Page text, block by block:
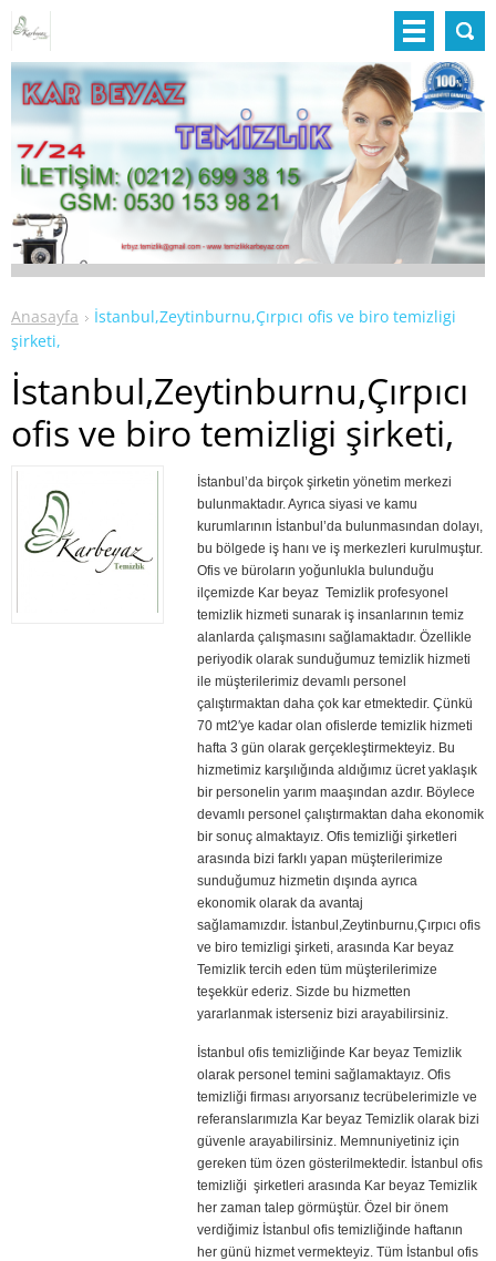
Anasayfa
İstanbul,Zeytinburnu,Çırpıcı ofis ve biro temizligi
şirketi,
İstanbul,Zeytinburnu,Çırpıcı
ofis ve biro temizligi şirketi,
İstanbul’da birçok şirketin yönetim merkezi
bulunmaktadır. Ayrıca siyasi ve kamu
kurumlarının İstanbul’da bulunmasından dolayı,
bu bölgede iş hanı ve iş merkezleri kurulmuştur.
Ofis ve büroların yoğunlukla bulunduğu
ilçemizde Kar beyaz Temizlik profesyonel
temizlik hizmeti sunarak iş insanlarının temiz
alanlarda çalışmasını sağlamaktadır. Özellikle
periyodik olarak sunduğumuz temizlik hizmeti
ile müşterilerimiz devamlı personel
çalıştırmaktan daha çok kar etmektedir. Çünkü
70 mt2′ye kadar olan ofislerde temizlik hizmeti
hafta 3 gün olarak gerçekleştirmekteyiz. Bu
hizmetimiz karşılığında aldığımız ücret yaklaşık
bir personelin yarım maaşından azdır. Böylece
devamlı personel çalıştırmaktan daha ekonomik
bir sonuç almaktayız. Ofis temizliği şirketleri
arasında bizi farklı yapan müşterilerimize
sunduğumuz hizmetin dışında ayrıca
ekonomik olarak da avantaj
sağlamamızdır. İstanbul,Zeytinburnu,Çırpıcı ofis
ve biro temizligi şirketi, arasında Kar beyaz
Temizlik tercih eden tüm müşterilerimize
teşekkür ederiz. Sizde bu hizmetten
yararlanmak isterseniz bizi arayabilirsiniz.
İstanbul ofis temizliğinde Kar beyaz Temizlik
olarak personel temini sağlamaktayız. Ofis
temizliği firması arıyorsanız tecrübelerimizle ve
referanslarımızla Kar beyaz Temizlik olarak bizi
güvenle arayabilirsiniz. Memnuniyetiniz için
gereken tüm özen gösterilmektedir. İstanbul ofis
temizliği şirketleri arasında Kar beyaz Temizlik
her zaman talep görmüştür. Özel bir önem
verdiğimiz İstanbul ofis temizliğinde haftanın
her günü hizmet vermekteyiz. Tüm İstanbul ofis